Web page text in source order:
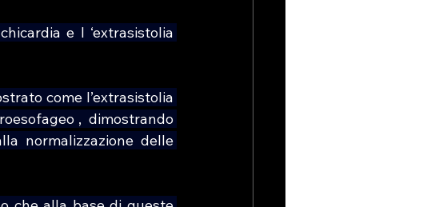
e l ‘extrasistolia
come l’extrasistolia
,  dimostrando
normalizzazione delle